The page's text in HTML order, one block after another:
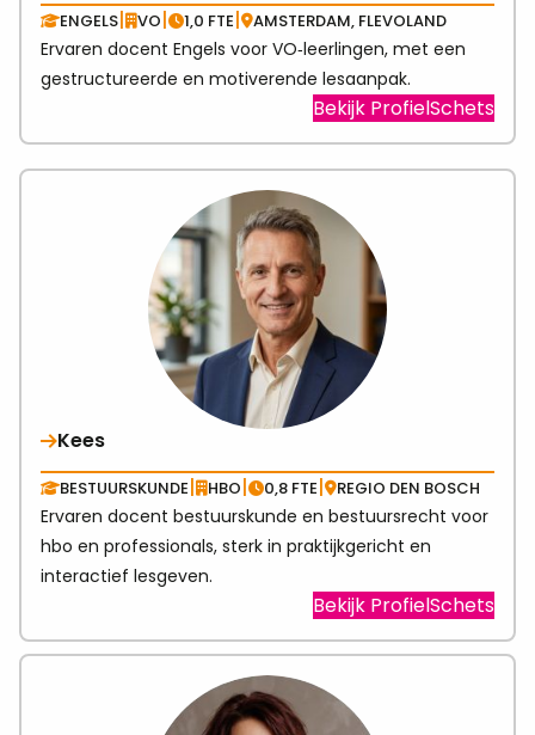
ENGELS| VO| 1,0 FTE| AMSTERDAM, FLEVOLAND
Ervaren docent Engels voor VO‑leerlingen, met een
gestructureerde en motiverende lesaanpak.
Bekijk ProfielSchetsVisit
link
Kees
BESTUURSKUNDE| HBO| 0,8 FTE| REGIO DEN BOSCH
Ervaren docent bestuurskunde en bestuursrecht voor
hbo en professionals, sterk in praktijkgericht en
interactief lesgeven.
Bekijk ProfielSchetsVisit
link